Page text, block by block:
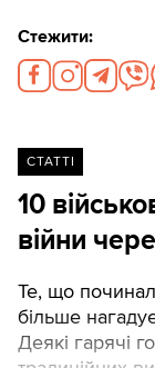
Стежити:
СТАТТІ
10
війни
Те, що
більше
Деякі гарячі